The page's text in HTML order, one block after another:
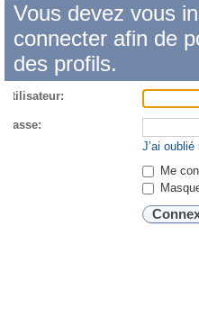
Vous devez vous
connecter afin de
des profils.
passe:
J’ai
Me